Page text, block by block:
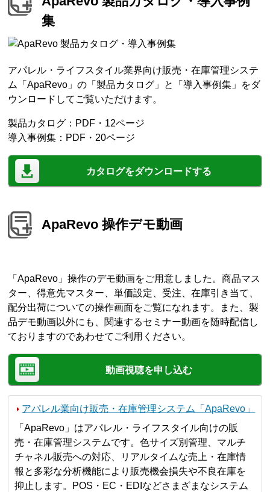
集
アパレル・ライフスタイル業界向け販売・在庫管理システ
ム「ApaRevo」の「製品カタログ」と「導入事例集」をダ
ウンロードしてご覧いただけます。
製品カタログ：PDF・12ページ
導入事例集：PDF・20ページ
カタログをダウンロードする
ApaRevo 操作デモ動画
「ApaRevo」操作のデモ動画をご用意しました。商品マス
ター、得意先マスター、単価設定、受注、在庫引き当て、
配分出荷についての操作画面をご覧になれます。また、製
品デモ動画以外にも、関連するセミナー動画を随時配信し
ておりますのであわせてご利用ください。
動画視聴を申し込む
アパレル業向け販売・在庫管理システム「ApaRevo」
「ApaRevo」はアパレル・ライフスタイル向けの販
売・在庫管理システムです。色サイズ別管理、マルチ
チャネル販売への対応、リアルタイムな売上・在庫情
報と多彩な分析機能により販売機会損失や不良在庫を
抑止します。POS・EC・EDIなどさまざまなシステム